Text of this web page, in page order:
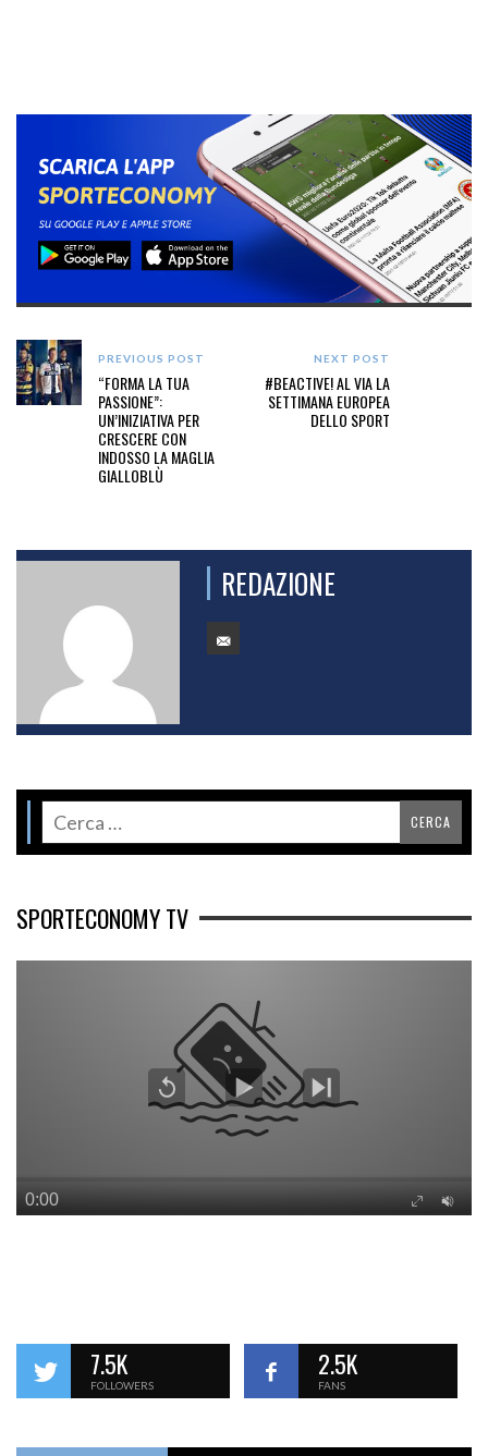
PREVIOUS POST
“FORMA LA TUA
PASSIONE”:
UN’INIZIATIVA PER
CRESCERE CON
INDOSSO LA MAGLIA
GIALLOBLÙ
NEXT POST
#BEACTIVE! AL VIA LA
SETTIMANA EUROPEA
DELLO SPORT
REDAZIONE
SPORTECONOMY TV
7.5K
FOLLOWERS
2.5K
FANS